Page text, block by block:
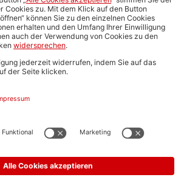
ALLGEMEIN
FAQs
Impressum
Stellenangebote C.H.BECK